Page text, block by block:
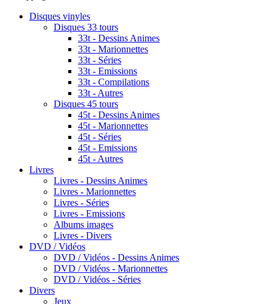
Disques vinyles
Disques 33 tours
33t - Dessins Animes
33t - Marionnettes
33t - Séries
33t - Emissions
33t - Compilations
33t - Autres
Disques 45 tours
45t - Dessins Animes
45t - Marionnettes
45t - Séries
45t - Emissions
45t - Autres
Livres
Livres - Dessins Animes
Livres - Marionnettes
Livres - Séries
Livres - Emissions
Albums images
Livres - Divers
DVD / Vidéos
DVD / Vidéos - Dessins Animes
DVD / Vidéos - Marionnettes
DVD / Vidéos - Séries
Divers
Jeux